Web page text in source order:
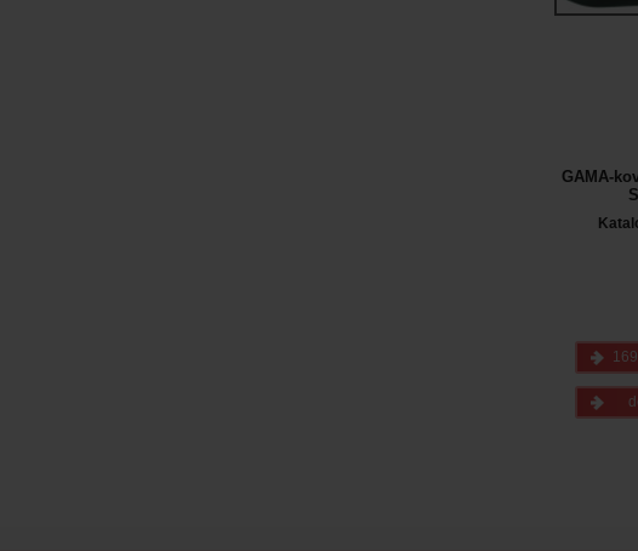
GAMA-